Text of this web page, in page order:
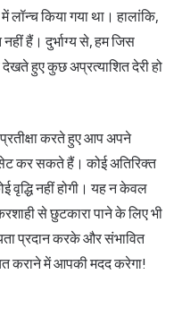
किया गया था। हालांकि,
हैं। दुर्भाग्य से, हम जिस
देखते हुए कुछ अप्रत्याशित देरी हो
करते हुए आप अपने
सेट कर सकते हैं। कोई अतिरिक्त
नहीं होगी। यह न केवल
से छुटकारा पाने के लिए भी
प्रदान करके और संभावित
कराने में आपकी मदद करेगा!